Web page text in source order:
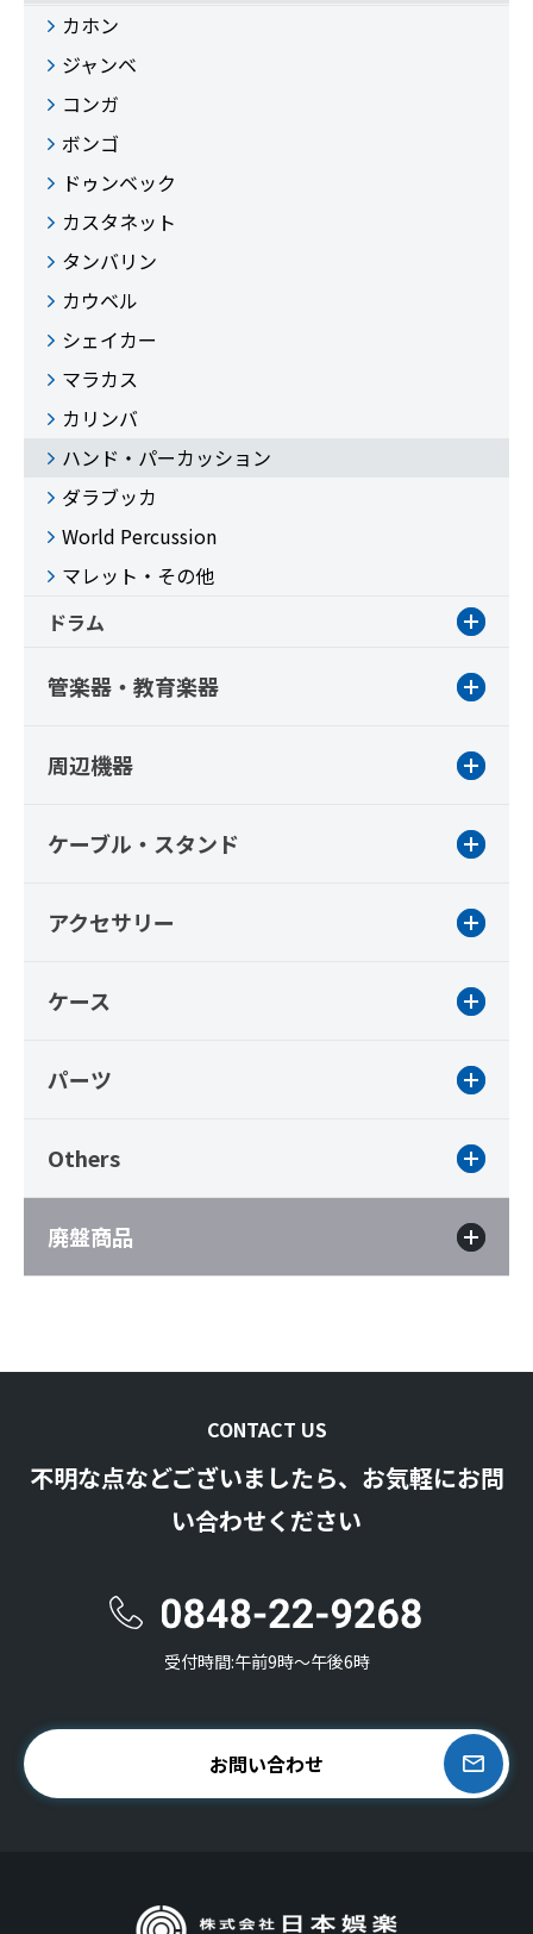
カホン
ジャンベ
コンガ
ボンゴ
ドゥンベック
カスタネット
タンバリン
カウベル
シェイカー
マラカス
カリンバ
ハンド・パーカッション
ダラブッカ
World Percussion
マレット・その他
ドラム
管楽器・教育楽器
周辺機器
ケーブル・スタンド
アクセサリー
ケース
パーツ
Others
廃盤商品
CONTACT US
不明な点などございましたら、お気軽にお問
い合わせください
受付時間:午前9時〜午後6時
お問い合わせ